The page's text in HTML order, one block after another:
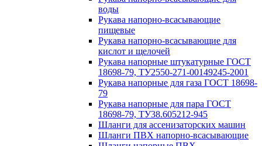
воды
Рукава напорно-всасывающие
пищевые
Рукава напорно-всасывающие для
кислот и щелочей
Рукава напорные штукатурные ГОСТ
18698-79, ТУ2550-271-00149245-2001
Рукава напорные для газа ГОСТ 18698-
79
Рукава напорные для пара ГОСТ
18698-79, ТУ38.605212-945
Шланги для ассенизаторских машин
Шланги ПВХ напорно-всасывающие